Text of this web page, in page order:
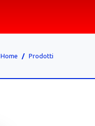
Home Prodotti